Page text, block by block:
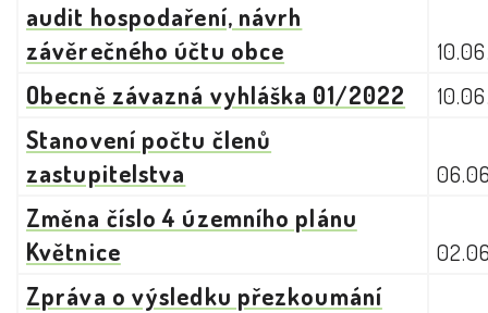
audit hospodaření, návrh
závěrečného účtu obce
Obecně závazná vyhláška 01/2022
Stanovení počtu členů
zastupitelstva
Změna číslo 4 územního plánu
Květnice
Zpráva o výsledku přezkoumání